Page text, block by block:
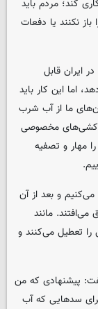
کند؛ مردم باید
نکنند یا دفعات
ایران قابل
اما این کار باید
ما از آب شرب
مخصوصی
مهار و تصفیه
و بعد از آن
می‌افتند. مانند
را تعطیل می‌کنند و
پیشنهادی که من
سدهایی که آب